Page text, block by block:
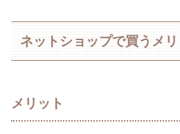
ネットショップで買うメ
メリット